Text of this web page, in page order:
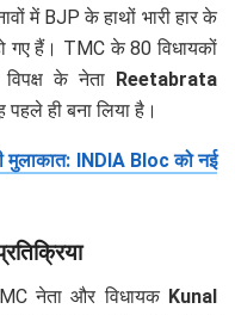
में BJP के हाथों भारी हार के
गए हैं। TMC के 80 विधायकों
के नेता
Reetabrata
ही बना लिया है।
INDIA Bloc को नई
नेता और विधायक Kunal